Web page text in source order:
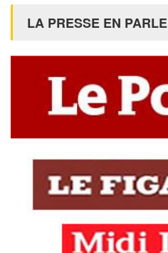
LA PRESSE EN PARLE